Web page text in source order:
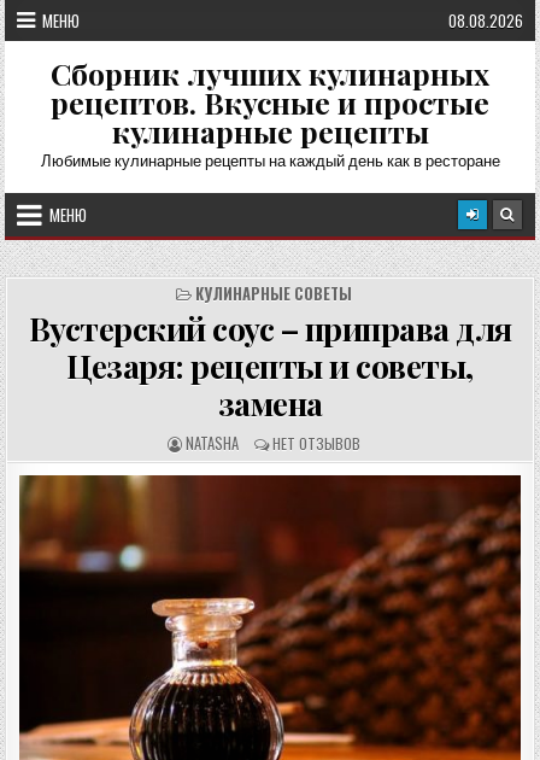
Перейти
к
содержимому
МЕНЮ 08.08.2026
Сборник лучших кулинарных
рецептов. Вкусные и простые
кулинарные рецепты
Любимые кулинарные рецепты на каждый день как в ресторане
МЕНЮ
КУЛИНАРНЫЕ СОВЕТЫ
Вустерский соус – приправа для
Цезаря: рецепты и советы,
замена
А
В
Т
П
А
:
NATASHA О
Т
З
НЕТ ОТЗЫВОВ